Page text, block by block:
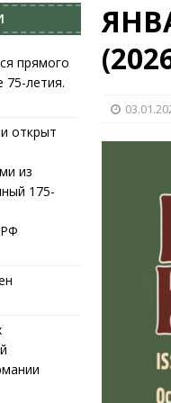
плавания – неограничен
ряда украинских
В ВОЕННОЙ ИСТОРИИ
прямого
75-летия.
открыт
из
175-